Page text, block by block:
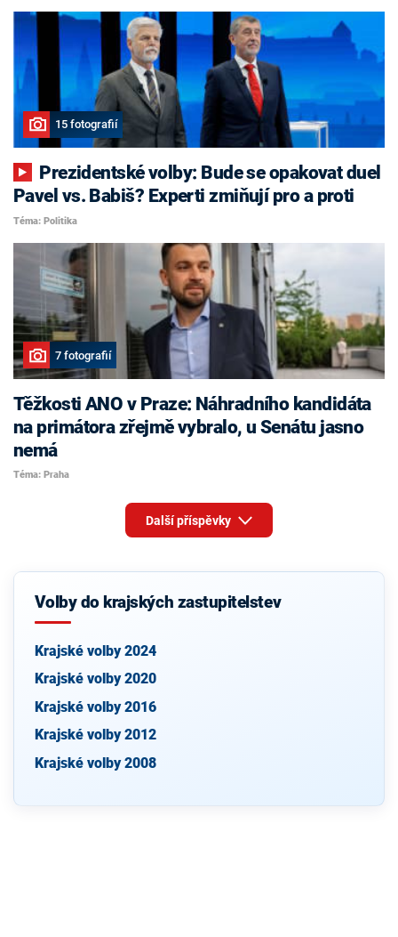
15 fotografií
Pavel vs. Babiš? Experti zmiňují pro a proti
Téma: Politika
7 fotografií
Těžkosti ANO v Praze: Náhradního kandidáta
na primátora zřejmě vybralo, u Senátu jasno
nemá
Téma: Praha
Další příspěvky
Volby do krajských zastupitelstev
Krajské volby 2024
Krajské volby 2020
Krajské volby 2016
Krajské volby 2012
Krajské volby 2008